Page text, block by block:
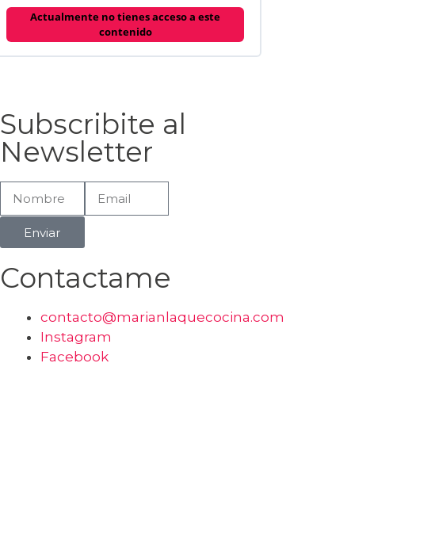
Actualmente no tienes acceso a este
contenido
Subscribite al
Newsletter
Enviar
Contactame
contacto@marianlaquecocina.com
Instagram
Facebook